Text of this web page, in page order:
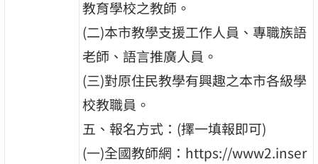
教育學校之教師。
(二)本市教學支援工作人員、專職族語
老師、語言推廣人員。
(三)對原住民教學有興趣之本市各級學
校教職員。
五、報名方式：(擇一填報即可)
(一)全國教師網：https://www2.inser